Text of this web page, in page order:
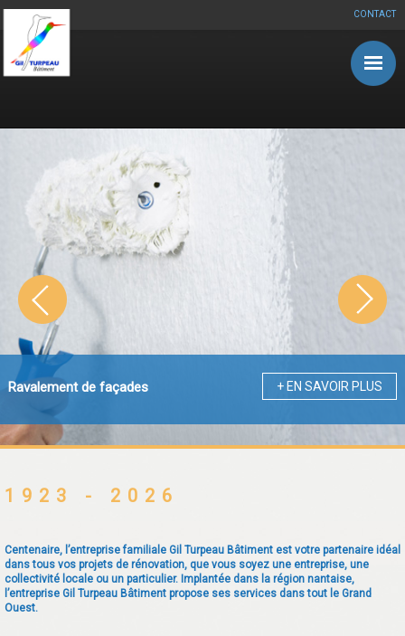
CONTACT
Aller au contenu principal
Ravalement de façades + EN SAVOIR PLUS
1923 - 2026
Centenaire, l’entreprise familiale Gil Turpeau Bâtiment est votre partenaire idéal
dans tous vos projets de rénovation, que vous soyez une entreprise, une
collectivité locale ou un particulier. Implantée dans la région nantaise,
l’entreprise Gil Turpeau Bâtiment propose ses services dans tout le Grand
Ouest.